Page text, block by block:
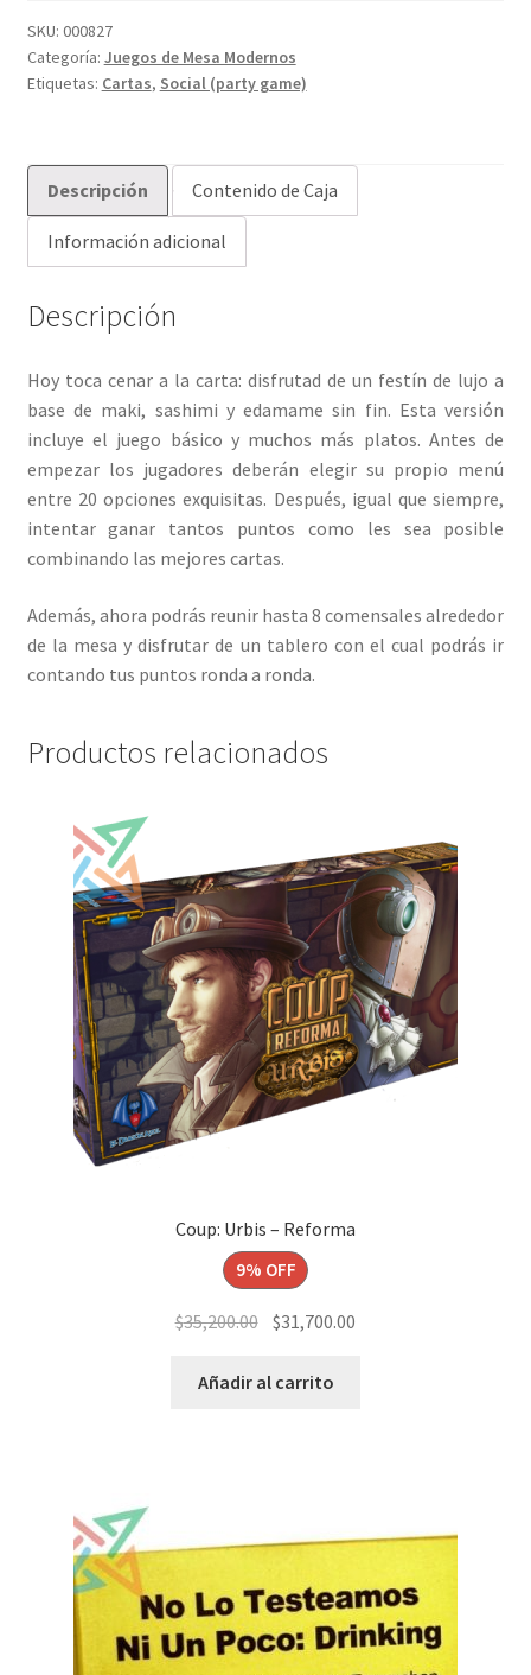
SKU: 000827
Categoría: Juegos de Mesa Modernos
Etiquetas: Cartas, Social (party game)
Descripción Contenido de Caja
Información adicional
Descripción
Hoy toca cenar a la carta: disfrutad de un festín de lujo a
base de maki, sashimi y edamame sin fin. Esta versión
incluye el juego básico y muchos más platos. Antes de
empezar los jugadores deberán elegir su propio menú
entre 20 opciones exquisitas. Después, igual que siempre,
intentar ganar tantos puntos como les sea posible
combinando las mejores cartas.
Además, ahora podrás reunir hasta 8 comensales alrededor
de la mesa y disfrutar de un tablero con el cual podrás ir
contando tus puntos ronda a ronda.
Productos relacionados
Coup: Urbis – Reforma
9% OFF
$35,200.00 El
original
$31,700.00
Añadir al carrito